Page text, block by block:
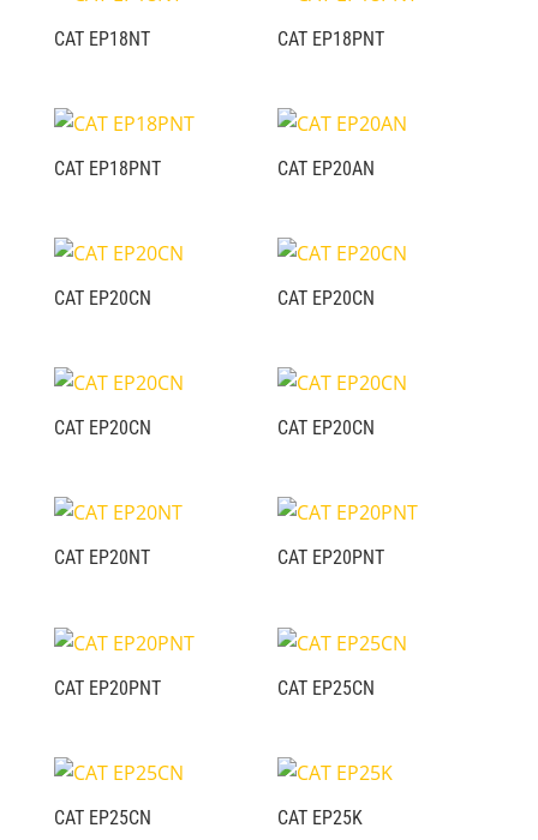
CAT EP18NT CAT EP18PNT
CAT EP18PNT CAT EP20AN
CAT EP20CN CAT EP20CN
CAT EP20CN CAT EP20CN
CAT EP20NT CAT EP20PNT
CAT EP20PNT CAT EP25CN
CAT EP25CN CAT EP25K